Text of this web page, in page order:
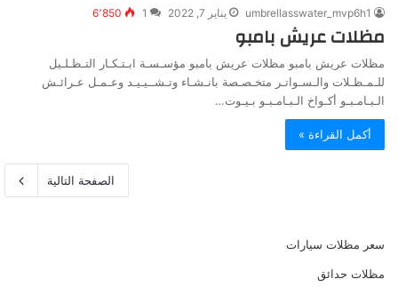
umbrellasswater_mvp6h1 يناير 7, 2022 1 6٬850
مظلات عريش بامبو
مظلات عريش بامبو مظلات عريش بامبو مؤسـسـة ابـتـكـار التـظـلـيل
للـمـظـلات والـسـواتـر متخـصـصة بانـشـاء وتـشــيـيـد وعـمـل عـرائـش
الـبـامـبـو أكـواخ الـبـامـبـو بـيـوت…
أكمل القراءة »
الصفحة التالية
سعر مظلات سيارات
مظلات حدائق